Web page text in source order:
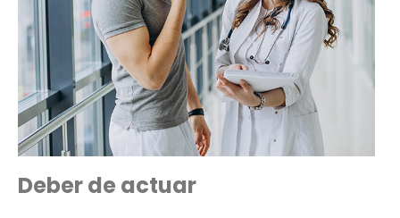
Deber de actuar